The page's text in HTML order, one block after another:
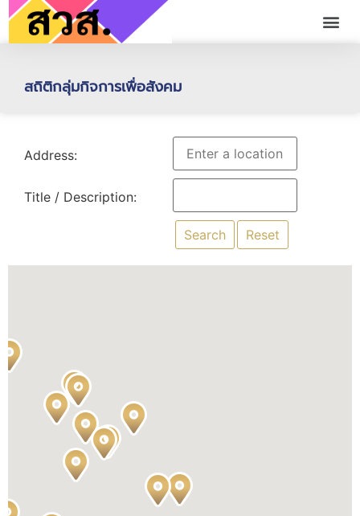
สถิติกลุ่มกิจการเพื่อสังคม
Address:
Title / Description: